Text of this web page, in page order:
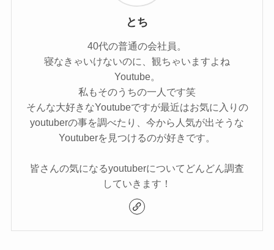
とち
40代の普通の会社員。
寝なきゃいけないのに、観ちゃいますよね
Youtube。
私もそのうちの一人です笑
そんな大好きなYoutubeですが最近はお気に入りの
youtuberの事を調べたり、今から人気が出そうな
Youtuberを見つけるのが好きです。
皆さんの気になるyoutuberについてどんどん調査
していきます！